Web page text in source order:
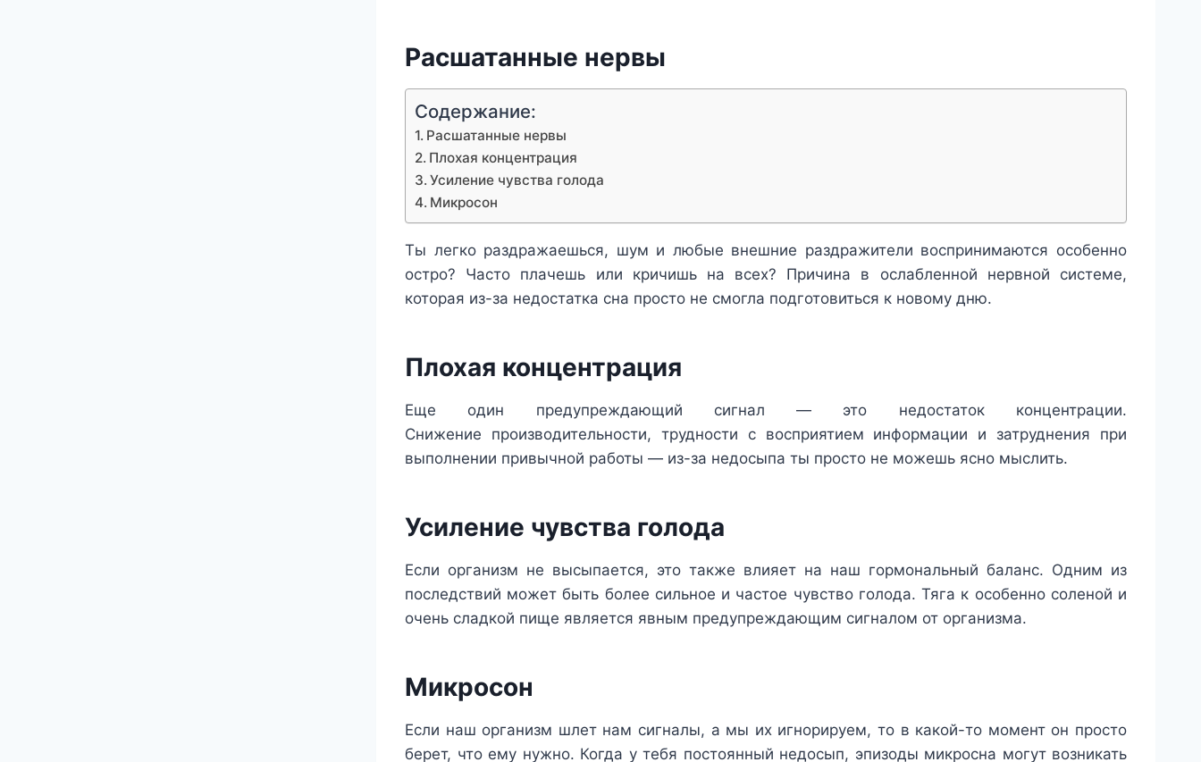
Расшатанные нервы
Содержание:
Расшатанные нервы
Плохая концентрация
Усиление чувства голода
Микросон
Ты легко раздражаешься, шум и любые внешние раздражители воспринимаются особенно
остро? Часто плачешь или кричишь на всех? Причина в ослабленной нервной системе,
которая из-за недостатка сна просто не смогла подготовиться к новому дню.
Плохая концентрация
Еще один предупреждающий сигнал — это недостаток концентрации.
Снижение производительности, трудности с восприятием информации и затруднения при
выполнении привычной работы — из-за недосыпа ты просто не можешь ясно мыслить.
Усиление чувства голода
Если организм не высыпается, это также влияет на наш гормональный баланс. Одним из
последствий может быть более сильное и частое чувство голода. Тяга к особенно соленой и
очень сладкой пище является явным предупреждающим сигналом от организма.
Микросон
Если наш организм шлет нам сигналы, а мы их игнорируем, то в какой-то момент он просто
берет, что ему нужно. Когда у тебя постоянный недосып, эпизоды микросна могут возникать